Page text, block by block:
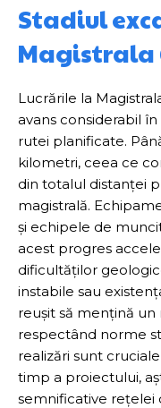
Stadiul
Magistrala
Lucrările la
avans considerabil
rutei planificate.
kilometri, ceea ce
din totalul distanței
magistrală.
și echipele de
acest progres
dificultăților
instabile sau
reușit să mențină
respectând norme
realizări sunt
timp a proiectului,
semnificative rețelei